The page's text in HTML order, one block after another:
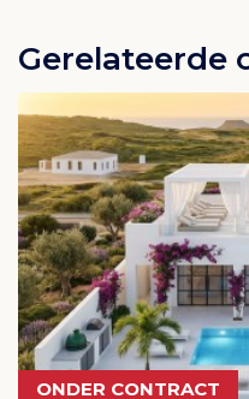
Gerelateerde
ONDER CONTRACT